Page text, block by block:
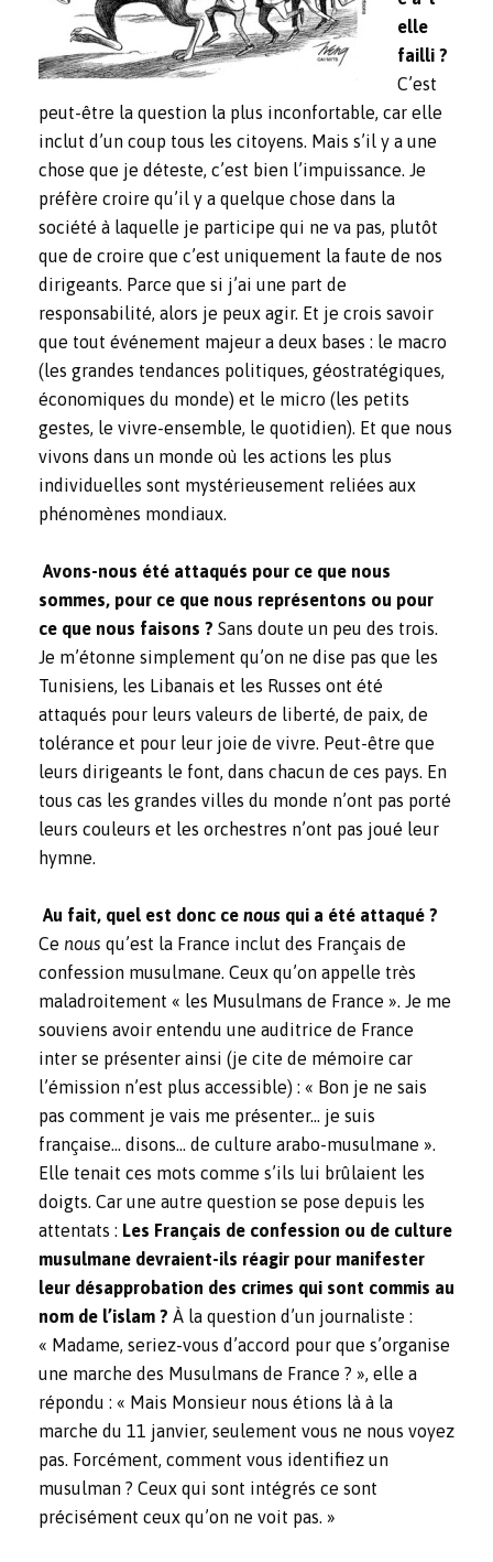
elle
failli ?
C’est
peut-être la question la plus inconfortable, car elle
inclut d’un coup tous les citoyens. Mais s’il y a une
chose que je déteste, c’est bien l’impuissance. Je
préfère croire qu’il y a quelque chose dans la
société à laquelle je participe qui ne va pas, plutôt
que de croire que c’est uniquement la faute de nos
dirigeants. Parce que si j’ai une part de
responsabilité, alors je peux agir. Et je crois savoir
que tout événement majeur a deux bases : le macro
(les grandes tendances politiques, géostratégiques,
économiques du monde) et le micro (les petits
gestes, le vivre-ensemble, le quotidien). Et que nous
vivons dans un monde où les actions les plus
individuelles sont mystérieusement reliées aux
phénomènes mondiaux.
Avons-nous été attaqués pour ce que nous
sommes, pour ce que nous représentons ou pour
ce que nous faisons ? Sans doute un peu des trois.
Je m’étonne simplement qu’on ne dise pas que les
Tunisiens, les Libanais et les Russes ont été
attaqués pour leurs valeurs de liberté, de paix, de
tolérance et pour leur joie de vivre. Peut-être que
leurs dirigeants le font, dans chacun de ces pays. En
tous cas les grandes villes du monde n’ont pas porté
leurs couleurs et les orchestres n’ont pas joué leur
hymne.
Au fait, quel est donc ce nous qui a été attaqué ?
Ce nous qu’est la France inclut des Français de
confession musulmane. Ceux qu’on appelle très
maladroitement « les Musulmans de France ». Je me
souviens avoir entendu une auditrice de France
inter se présenter ainsi (je cite de mémoire car
l’émission n’est plus accessible) : « Bon je ne sais
pas comment je vais me présenter… je suis
française… disons… de culture arabo-musulmane ».
Elle tenait ces mots comme s’ils lui brûlaient les
doigts. Car une autre question se pose depuis les
attentats : Les Français de confession ou de culture
musulmane devraient-ils réagir pour manifester
leur désapprobation des crimes qui sont commis au
nom de l’islam ? À la question d’un journaliste :
« Madame, seriez-vous d’accord pour que s’organise
une marche des Musulmans de France ? », elle a
répondu : « Mais Monsieur nous étions là à la
marche du 11 janvier, seulement vous ne nous voyez
pas. Forcément, comment vous identifiez un
musulman ? Ceux qui sont intégrés ce sont
précisément ceux qu’on ne voit pas. »